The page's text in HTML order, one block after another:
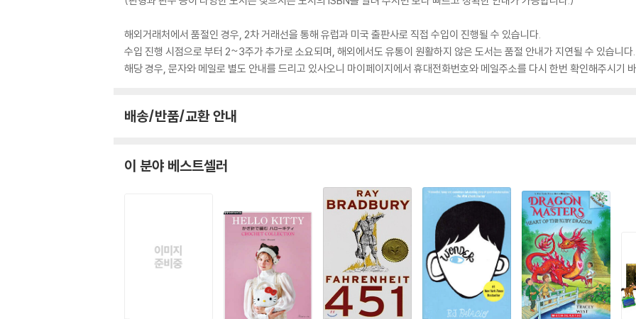
해외거래처에서 품절인 경우, 2차 거래선을 통해 유럽과 미국 출판사로 직접 수입이 진행될 수 있습니다.
수입 진행 시점으로 부터 2~3주가 추가로 소요되며, 해외에서도 유통이 원활하지 않은 도서는 품절 안내가 지연될 수 있습니다.
해당 경우, 문자와 메일로 별도 안내를 드리고 있사오니 마이페이지에서 휴대전화번호와 메일주소를 다시 한번 확인해주시기
배송/반품/교환 안내
이 분야 베스트셀러